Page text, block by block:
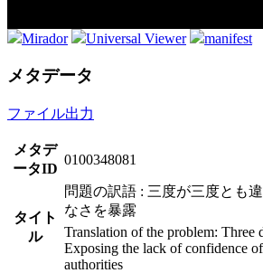
Mirador Universal Viewer manifest
メタデータ
ファイル出力
メタデ
ータID
0100348081
タイト
ル
問題の訳語 : 三度が三度とも
なさを暴露
Translation of the problem: Three
Exposing the lack of confidence
authorities